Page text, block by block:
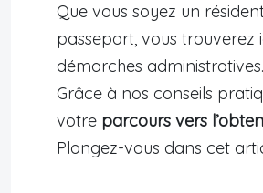
Que vous soyez un
passeport, vous
démarches administratives.
Grâce à nos conseils
votre parcours vers
Plongez-vous dans cet